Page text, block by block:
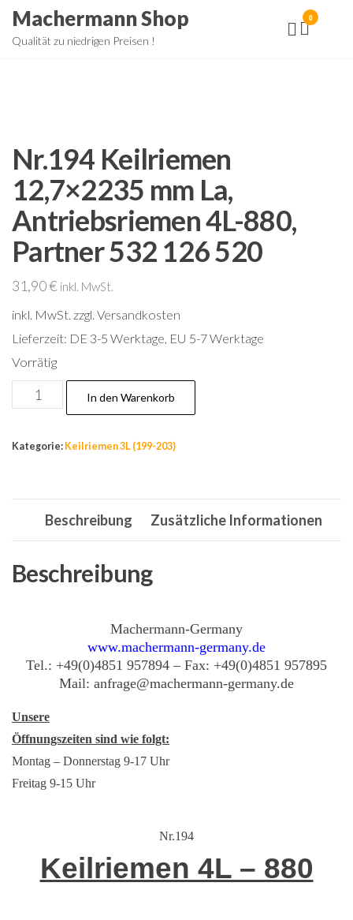
ZumMachermann Shop
Qualität zu niedrigen Preisen !
0
Nr.194 Keilriemen
12,7×2235 mm La,
Antriebsriemen 4L-880,
Partner 532 126 520
31,90€ inkl. MwSt.
inkl. MwSt. zzgl. Versandkosten
Lieferzeit: DE 3-5 Werktage, EU 5-7 Werktage
Vorrätig
Nr.194
Keilriemen
Partner
In den Warenkorb
Kategorie: Keilriemen 3L (199-203)
Beschreibung Zusätzliche Informationen
Beschreibung
Machermann-Germany
www.machermann-germany.de
Tel.: +49(0)4851 957894 – Fax: +49(0)4851 957895
Mail: anfrage@machermann-germany.de
Unsere
Öffnungszeiten sind wie folgt:
Montag – Donnerstag 9-17 Uhr
Freitag 9-15 Uhr
Nr.194
Keilriemen 4L – 880